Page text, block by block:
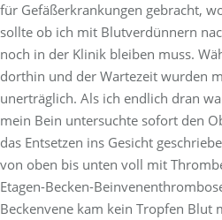
für Gefäßerkrankungen gebracht,
sollte ob ich mit Blutverdünnern
noch in der Klinik bleiben muss.
dorthin und der Wartezeit wurden
unerträglich. Als ich endlich dran
mein Bein untersuchte sofort den
das Entsetzen ins Gesicht
von oben bis unten voll mit
Etagen-Becken-
Beckenvene kam kein Tropfen Blut